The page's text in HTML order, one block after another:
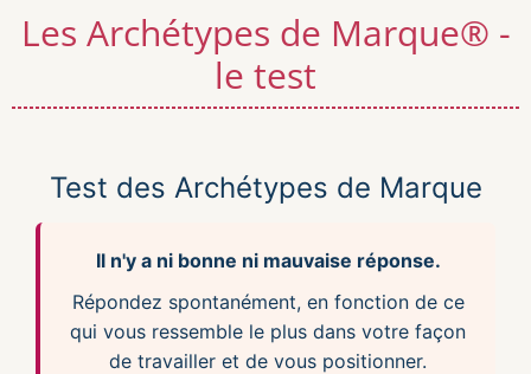
Les Archétypes de Marque® -
le test
Test des Archétypes de Marque
Il n'y a ni bonne ni mauvaise réponse.
Répondez spontanément, en fonction de ce
qui vous ressemble le plus dans votre façon
de travailler et de vous positionner.